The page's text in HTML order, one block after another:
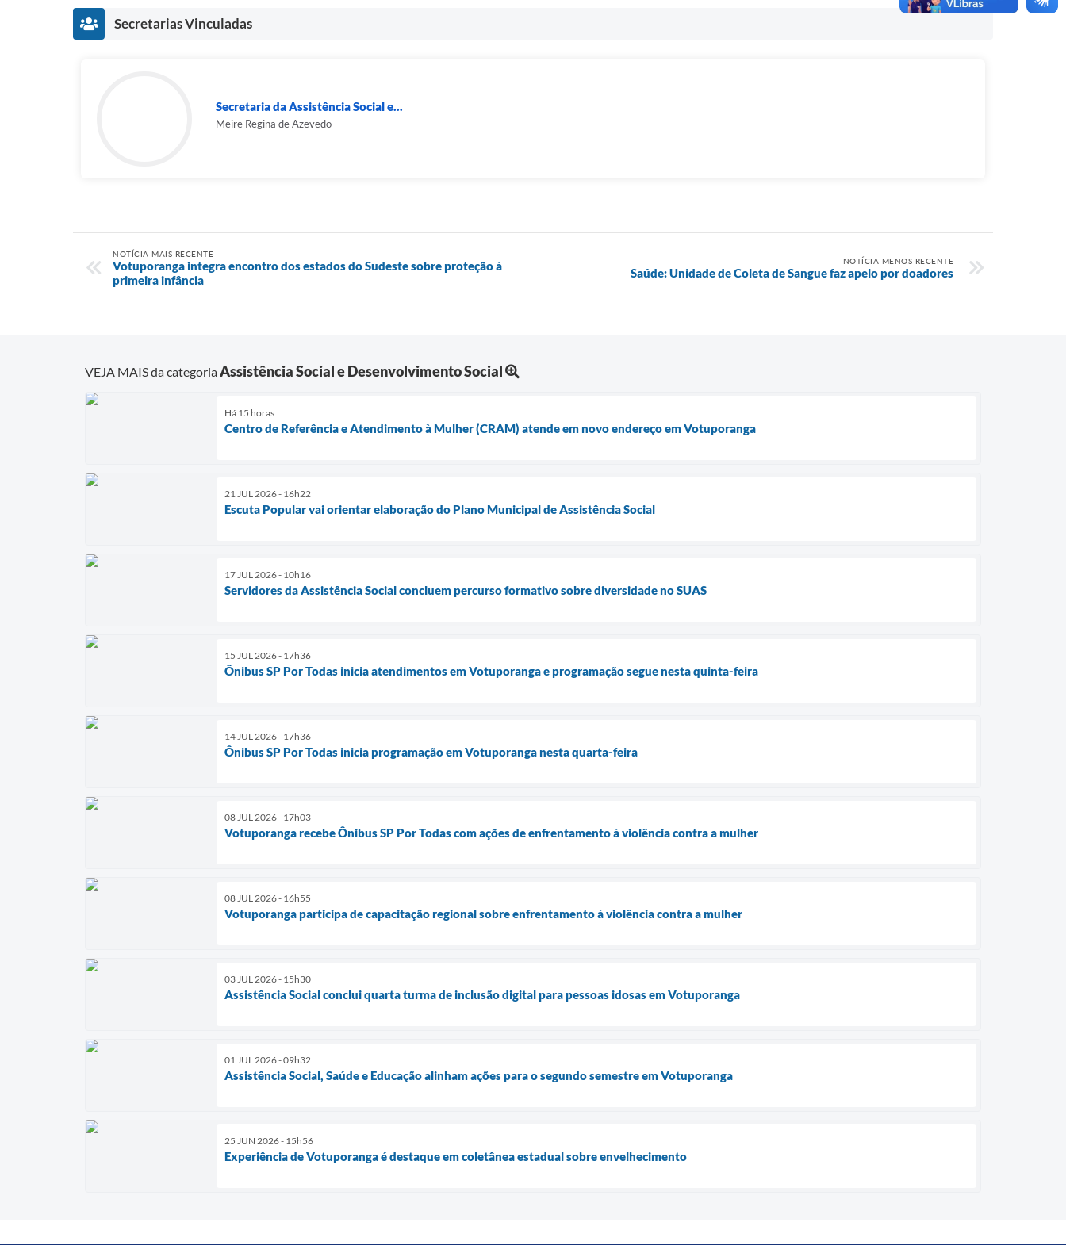
Secretarias Vinculadas
Secretaria da Assistência Social e...
Meire Regina de Azevedo
NOTÍCIA MAIS RECENTE
Votuporanga integra encontro dos estados do Sudeste sobre proteção à
primeira infância
NOTÍCIA MENOS RECENTE
Saúde: Unidade de Coleta de Sangue faz apelo por doadores
VEJA MAIS da categoriaAssistência Social e Desenvolvimento Social
Há 15 horas
Centro de Referência e Atendimento à Mulher (CRAM) atende em novo endereço em Votuporanga
21 JUL 2026 - 16h22
Escuta Popular vai orientar elaboração do Plano Municipal de Assistência Social
17 JUL 2026 - 10h16
Servidores da Assistência Social concluem percurso formativo sobre diversidade no SUAS
15 JUL 2026 - 17h36
Ônibus SP Por Todas inicia atendimentos em Votuporanga e programação segue nesta quinta-feira
14 JUL 2026 - 17h36
Ônibus SP Por Todas inicia programação em Votuporanga nesta quarta-feira
08 JUL 2026 - 17h03
Votuporanga recebe Ônibus SP Por Todas com ações de enfrentamento à violência contra a mulher
08 JUL 2026 - 16h55
Votuporanga participa de capacitação regional sobre enfrentamento à violência contra a mulher
03 JUL 2026 - 15h30
Assistência Social conclui quarta turma de inclusão digital para pessoas idosas em Votuporanga
01 JUL 2026 - 09h32
Assistência Social, Saúde e Educação alinham ações para o segundo semestre em Votuporanga
25 JUN 2026 - 15h56
Experiência de Votuporanga é destaque em coletânea estadual sobre envelhecimento